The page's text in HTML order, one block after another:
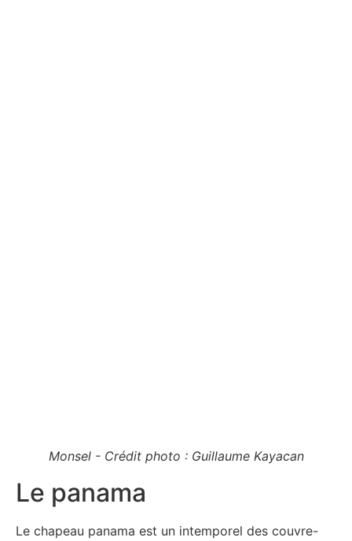
Le panama
Le chapeau panama est un intemporel des couvre-
Monsel - Crédit photo : Guillaume Kayacan